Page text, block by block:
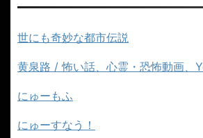
世にも奇妙な都市伝説
黄泉路 / 怖い話、心霊・恐怖動画、
にゅーもふ
にゅーすなう！